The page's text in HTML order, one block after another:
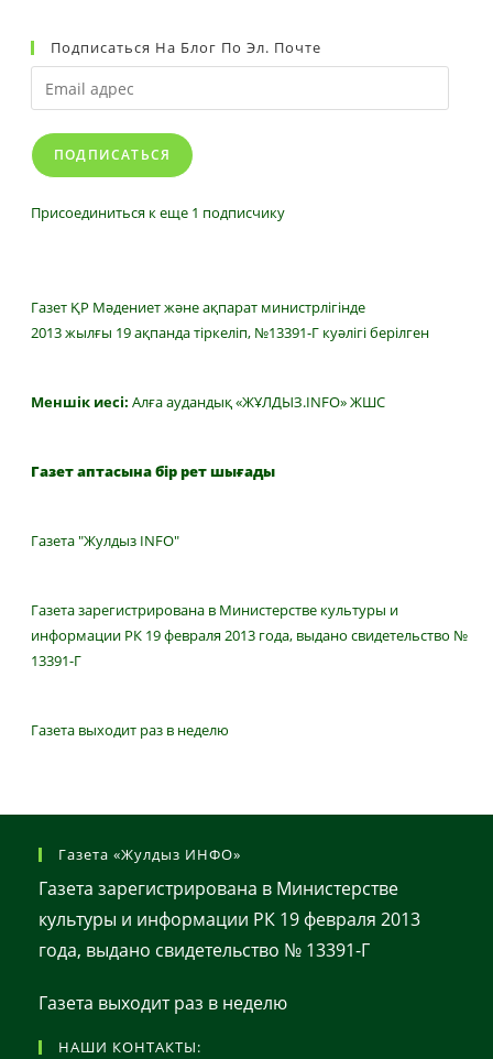
Подписаться На Блог По Эл. Почте
Email
адрес
ПОДПИСАТЬСЯ
Присоединиться к еще 1 подписчику
Газет ҚР Мәдениет және ақпарат министрлігінде
2013 жылғы 19 ақпанда тіркеліп, №13391-Г куәлігі берілген
Меншік иесі: Алға аудандық «ЖҰЛДЫЗ.INFO» ЖШС
Газет аптасына бір рет шығады
Газета "Жулдыз INFO"
Газета зарегистрирована в Министерстве культуры и
информации РК 19 февраля 2013 года, выдано свидетельство №
13391-Г
Газета выходит раз в неделю
Газета «Жулдыз ИНФО»
Газета зарегистрирована в Министерстве
культуры и информации РК 19 февраля 2013
года, выдано свидетельство № 13391-Г
Газета выходит раз в неделю
НАШИ КОНТАКТЫ: